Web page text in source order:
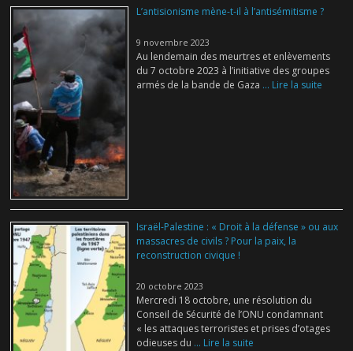
L’antisionisme mène-t-il à l’antisémitisme ?
9 novembre 2023
Au lendemain des meurtres et enlèvements
du 7 octobre 2023 à l’initiative des groupes
armés de la bande de Gaza ... Lire la suite
Israël-Palestine : « Droit à la défense » ou aux
massacres de civils ? Pour la paix, la
reconstruction civique !
20 octobre 2023
Mercredi 18 octobre, une résolution du
Conseil de Sécurité de l’ONU condamnant
« les attaques terroristes et prises d’otages
odieuses du ... Lire la suite